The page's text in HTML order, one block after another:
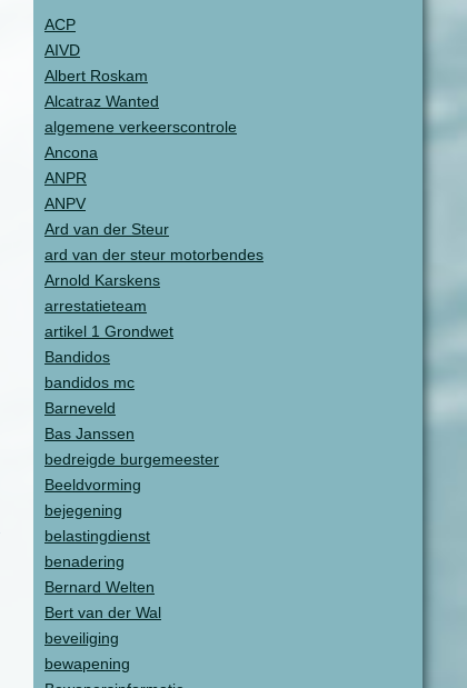
ACP
AIVD
Albert Roskam
Alcatraz Wanted
algemene verkeerscontrole
Ancona
ANPR
ANPV
Ard van der Steur
ard van der steur motorbendes
Arnold Karskens
arrestatieteam
artikel 1 Grondwet
Bandidos
bandidos mc
Barneveld
Bas Janssen
bedreigde burgemeester
Beeldvorming
bejegening
belastingdienst
benadering
Bernard Welten
Bert van der Wal
beveiliging
bewapening